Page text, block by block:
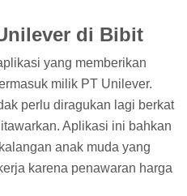
di Bibit
yang memberikan
milik PT Unilever.
perlu diragukan lagi berkat
Aplikasi ini bahkan
anak muda yang
karena penawaran harga